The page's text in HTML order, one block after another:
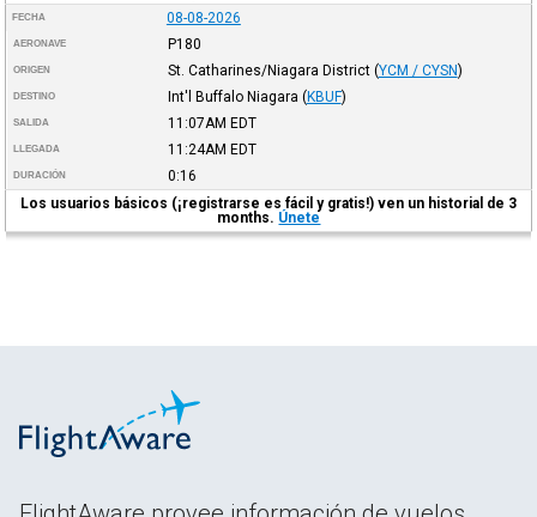
FECHA 08-08-2026
AERONAVE P180
ORIGEN St. Catharines/Niagara District (YCM / CYSN)
DESTINO Int'l Buffalo Niagara (KBUF)
SALIDA 11:07AM EDT
LLEGADA 11:24AM EDT
DURACIÓN
0:16
Los usuarios básicos (¡registrarse es fácil y gratis!) ven un historial de 3
months. Únete